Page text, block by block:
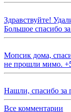
Здравствуйте!
Большое спасибо
Мопсик дома,
не прошли мимо. +
Нашли, спасибо за
Все комментарии